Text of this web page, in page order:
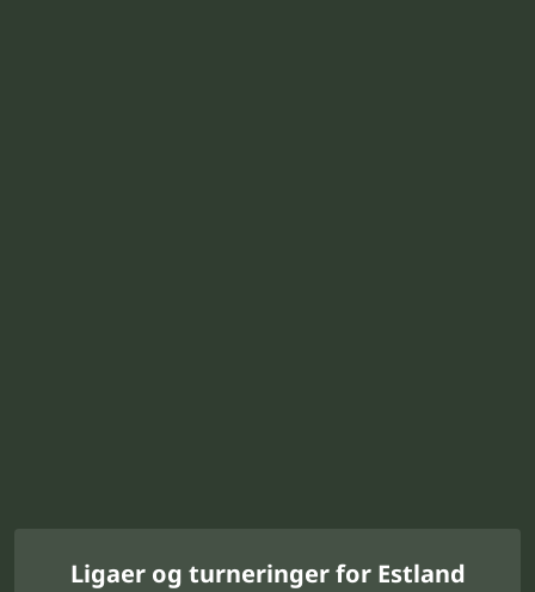
Ligaer og turneringer for Estland